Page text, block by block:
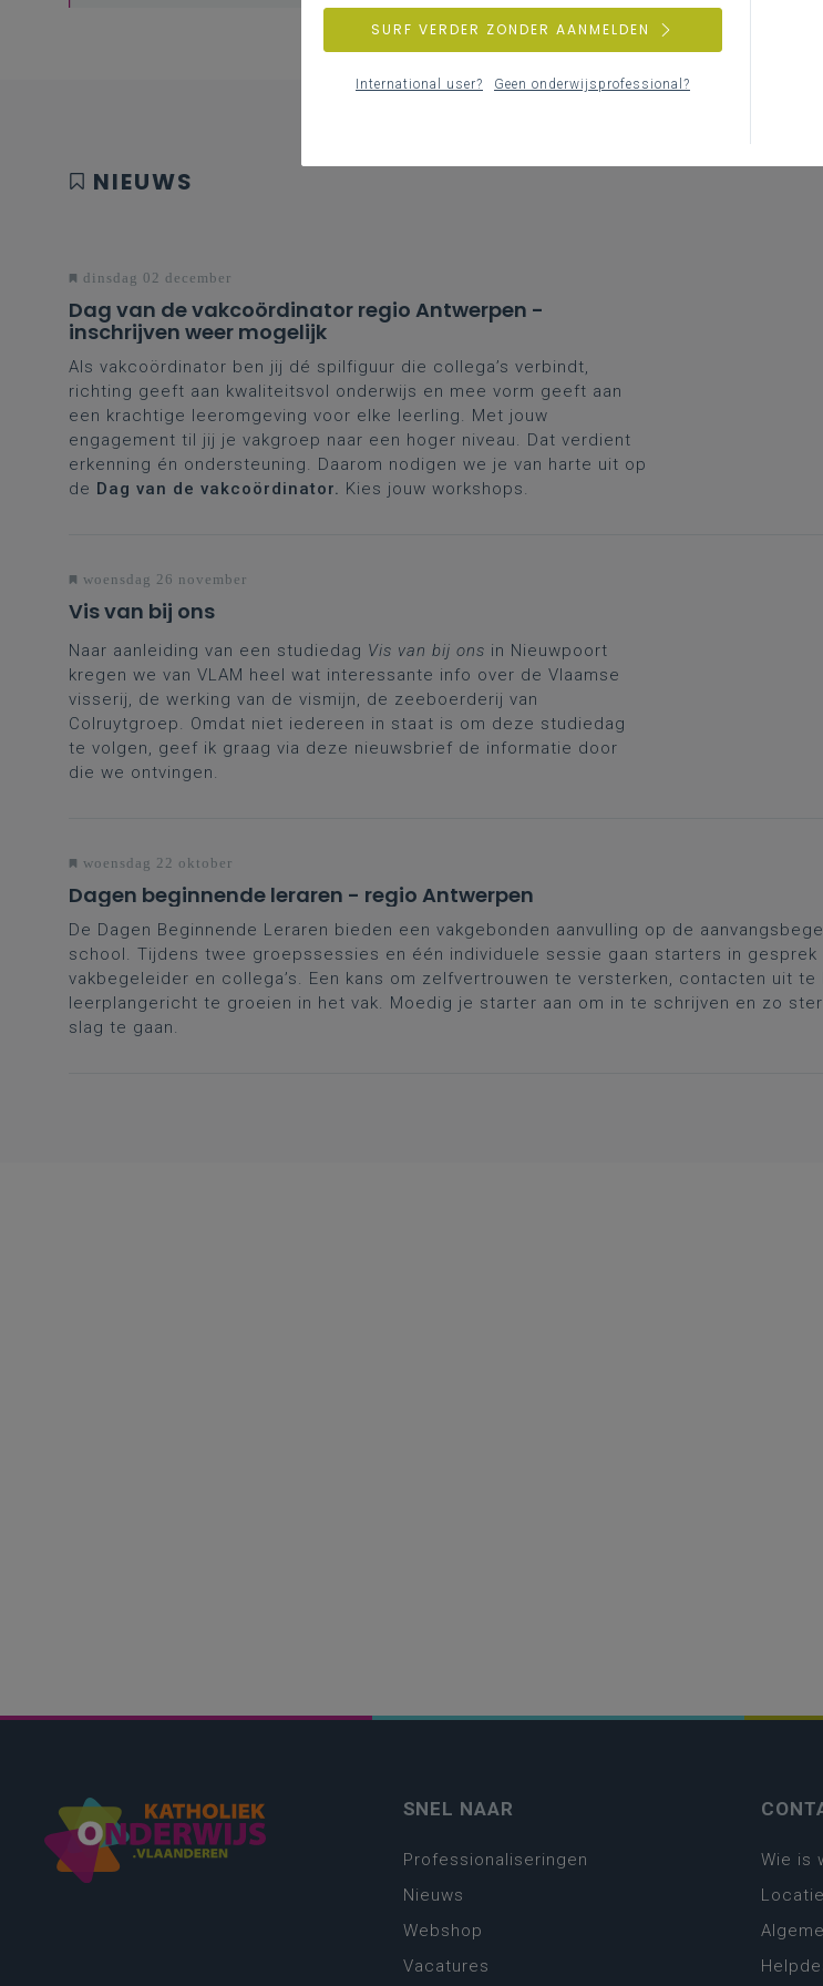
NIEUWS
dinsdag 02 december
Dag van de vakcoördinator regio Antwerpen -
inschrijven weer mogelijk
Als vakcoördinator ben jij dé spilfiguur die collega’s verbindt,
richting geeft aan kwaliteitsvol onderwijs en mee vorm geeft aan
een krachtige leeromgeving voor elke leerling. Met jouw
engagement til jij je vakgroep naar een hoger niveau. Dat verdient
erkenning én ondersteuning. Daarom nodigen we je van harte uit op
de Dag van de vakcoördinator. Kies jouw workshops.
woensdag 26 november
Vis van bij ons
Naar aanleiding van een studiedag Vis van bij ons in Nieuwpoort
kregen we van VLAM heel wat interessante info over de Vlaamse
visserij, de werking van de vismijn, de zeeboerderij van
Colruytgroep. Omdat niet iedereen in staat is om deze studiedag
te volgen, geef ik graag via deze nieuwsbrief de informatie door
die we ontvingen.
woensdag 22 oktober
Dagen beginnende leraren - regio Antwerpen
De Dagen Beginnende Leraren bieden een vakgebonden aanvulling op de
school. Tijdens twee groepssessies en één individuele sessie gaan starters in gesprek
vakbegeleider en collega’s. Een kans om zelfvertrouwen te versterken, contacten uit te
leerplangericht te groeien in het vak. Moedig je starter aan om in te schrijven en zo
slag te gaan.
SNEL NAAR
Professionaliseringen
Nieuws
Webshop
Vacatures
Wie is
SURF VERDER ZONDER AANMELDEN
International user? Geen onderwijsprofessional?